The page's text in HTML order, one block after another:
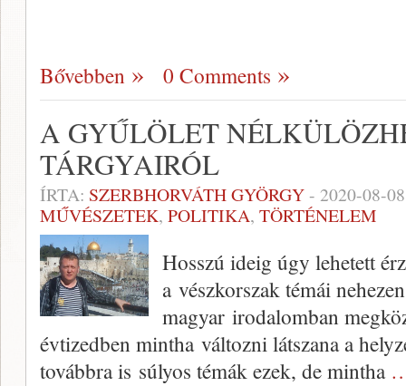
Bővebben 0 Comments
A GYŰLÖLET
TÁRGYAIRÓL
ÍRTA: SZERBHORVÁTH GYÖRGY- 2020-08-08
MŰVÉSZETEK, POLITIKA, TÖRTÉNELEM
Hosszú ideig úgy lehetett
a vészkorszak témái
magyar irodalomban
évtizedben mintha változni látszana a
továbbra is súlyos témák ezek, de mintha